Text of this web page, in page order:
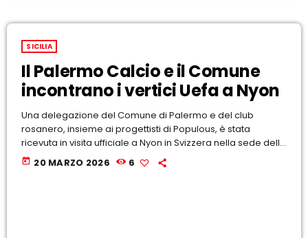
SICILIA
Il Palermo Calcio e il Comune
incontrano i vertici Uefa a Nyon
Una delegazione del Comune di Palermo e del club
rosanero, insieme ai progettisti di Populous, è stata
ricevuta in visita ufficiale a Nyon in Svizzera nella sede della
Uefa
today 20 MARZO 2026 6